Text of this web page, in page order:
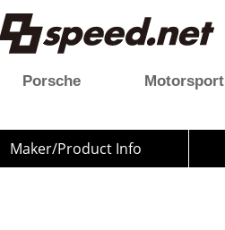
Porsche Motorsport
Maker/Product Info